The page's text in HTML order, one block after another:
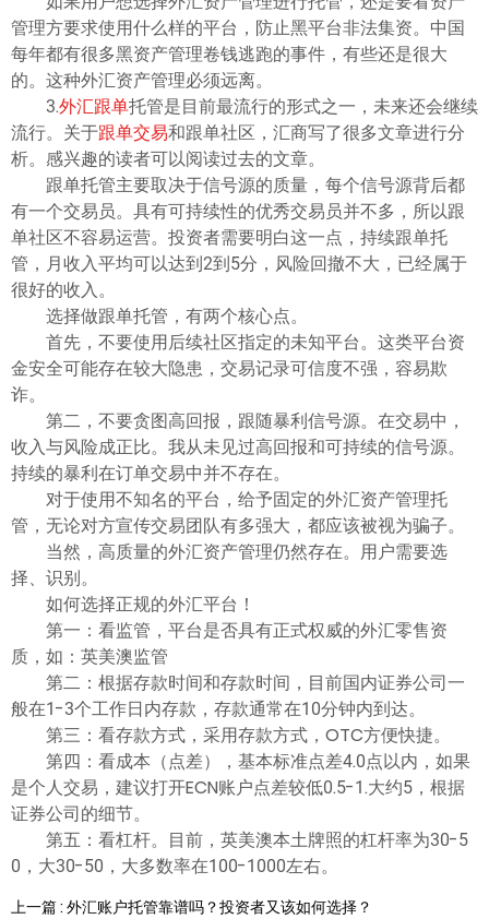
管理方要求使用什么样的平台，防止黑平台非法集资。中国
每年都有很多黑资产管理卷钱逃跑的事件，有些还是很大
的。这种外汇资产管理必须远离。
3.外汇跟单托管是目前最流行的形式之一，未来还会继续
流行。关于跟单交易和跟单社区，汇商写了很多文章进行分
析。感兴趣的读者可以阅读过去的文章。
跟单托管主要取决于信号源的质量，每个信号源背后都
有一个交易员。具有可持续性的优秀交易员并不多，所以跟
单社区不容易运营。投资者需要明白这一点，持续跟单托
管，月收入平均可以达到2到5分，风险回撤不大，已经属于
很好的收入。
选择做跟单托管，有两个核心点。
首先，不要使用后续社区指定的未知平台。这类平台资
金安全可能存在较大隐患，交易记录可信度不强，容易欺
诈。
第二，不要贪图高回报，跟随暴利信号源。在交易中，
收入与风险成正比。我从未见过高回报和可持续的信号源。
持续的暴利在订单交易中并不存在。
对于使用不知名的平台，给予固定的外汇资产管理托
管，无论对方宣传交易团队有多强大，都应该被视为骗子。
当然，高质量的外汇资产管理仍然存在。用户需要选
择、识别。
如何选择正规的外汇平台！
第一：看监管，平台是否具有正式权威的外汇零售资
质，如：英美澳监管
第二：根据存款时间和存款时间，目前国内证券公司一
般在1-3个工作日内存款，存款通常在10分钟内到达。
第三：看存款方式，采用存款方式，OTC方便快捷。
第四：看成本（点差），基本标准点差4.0点以内，如果
是个人交易，建议打开ECN账户点差较低0.5-1.大约5，根据
证券公司的细节。
第五：看杠杆。目前，英美澳本土牌照的杠杆率为30-5
0，大30-50，大多数率在100-1000左右。
上一篇 : 外汇账户托管靠谱吗？投资者又该如何选择？